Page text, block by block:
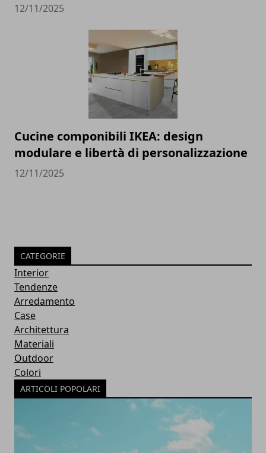
12/11/2025
Cucine componibili IKEA: design
modulare e libertà di personalizzazione
12/11/2025
CATEGORIE
Interior
Tendenze
Arredamento
Case
Architettura
Materiali
Outdoor
Colori
ARTICOLI POPOLARI